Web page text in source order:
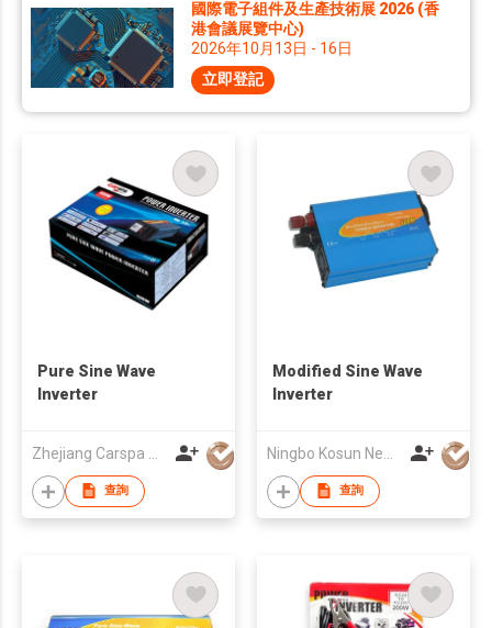
國際電子組件及生產技術展 2026 (香
港會議展覽中心)
2026年10月13日 - 16日
立即登記
Pure Sine Wave
Inverter
查詢
Modified Sine Wave
Inverter
查詢